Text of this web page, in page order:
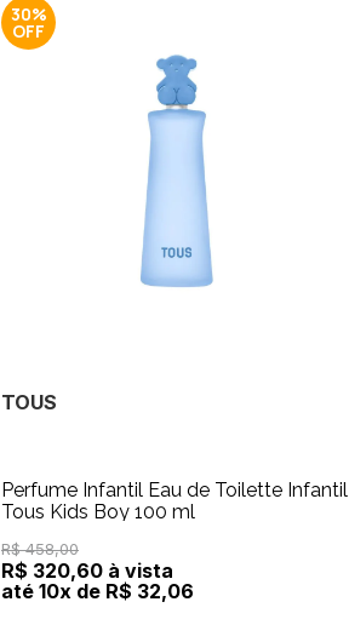
30%
TOUS
Perfume Infantil Eau de Toilette Infantil
Tous Kids Boy 100 ml
R$ 458,00
R$ 320,60 à vista
até 10x de R$ 32,06